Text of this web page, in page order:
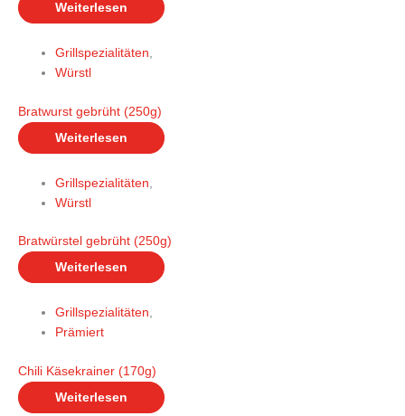
Weiterlesen
Grillspezialitäten,
Würstl
Bratwurst gebrüht (250g)
Weiterlesen
Grillspezialitäten
Würstl
Bratwürstel gebrüht (250g)
Weiterlesen
Grillspezialitäten,
Prämiert
Chili Käsekrainer (170g)
Weiterlesen